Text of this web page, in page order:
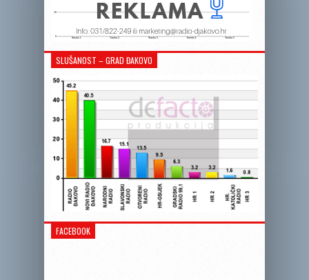
SLUŠANOST – GRAD ĐAKOVO
FACEBOOK